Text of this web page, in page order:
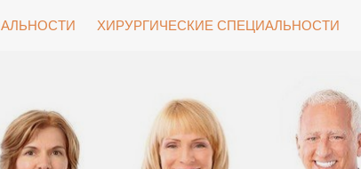
ХИРУРГИЧЕСКИЕ СПЕЦИАЛЬНОСТИ